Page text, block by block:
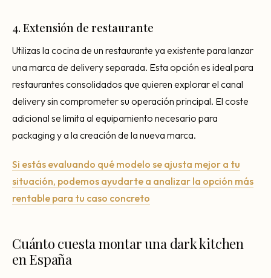
4. Extensión de restaurante
Utilizas la cocina de un restaurante ya existente para lanzar
una marca de delivery separada. Esta opción es ideal para
restaurantes consolidados que quieren explorar el canal
delivery sin comprometer su operación principal. El coste
adicional se limita al equipamiento necesario para
packaging y a la creación de la nueva marca.
Si estás evaluando qué modelo se ajusta mejor a tu
situación, podemos ayudarte a analizar la opción más
rentable para tu caso concreto
Cuánto cuesta montar una dark kitchen
en España